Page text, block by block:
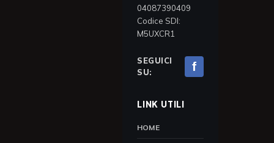
04087390409
Codice SDI:
M5UXCR1
SEGUICI
SU:
f
LINK UTILI
HOME